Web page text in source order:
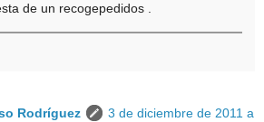
de un recogepedidos .
Rodríguez
3 de diciembre de 2011 a